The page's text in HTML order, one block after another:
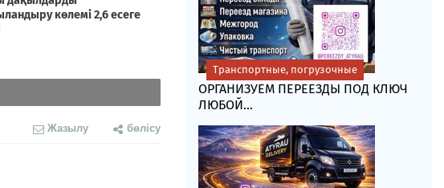
Жазылу бөлісу
ОРГАНИЗУЕМ ПЕРЕЕЗДЫ ПОД КЛЮЧ
ЛЮБОЙ...
Транспортные, погрузочные